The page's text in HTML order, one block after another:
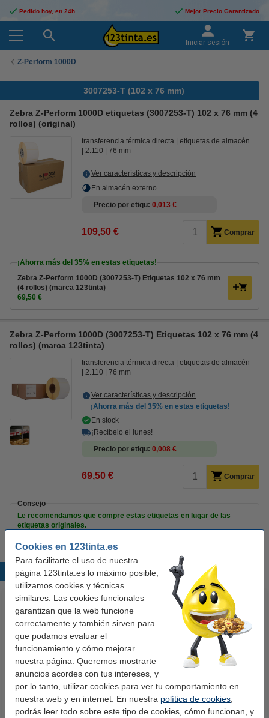
Cookies en 123tinta.es
Para facilitarte el uso de nuestra
página 123tinta.es lo máximo posible,
utilizamos cookies y técnicas
similares. Las cookies funcionales
garantizan que la web funcione
correctamente y también sirven para
que podamos evaluar el
funcionamiento y cómo mejorar
nuestra página. Queremos mostrarte
anuncios acordes con tus intereses, y
por lo tanto, utilizar cookies para ver tu comportamiento en
nuestra web y en internet. En nuestra política de cookies
podrás leer todo sobre este tipo de cookies, cómo funcionan, y
Pedido hoy, en 24h Mejor Precio Garantizado
Iniciar sesión
Z-Perform 1000D
3007253-T (102 x 76 mm)
Zebra Z-Perform 1000D etiquetas (3007253-T) 102 x 76 mm (4
rollos) (original)
transferencia térmica directa
etiquetas de almacén
2.110
76 mm
Ver características y descripción
En almacén externo
Precio por etiqu 0,013 €
109,50 € Comprar
¡Ahorra más del 35% en estas etiquetas!
Zebra Z-Perform 1000D (3007253-T) Etiquetas 102 x 76 mm
(4 rollos) (marca 123tinta)
69,50 €
Zebra Z-Perform 1000D (3007253-T) Etiquetas 102 x 76 mm (4
rollos) (marca 123tinta)
transferencia térmica directa
etiquetas de almacén
2.110
76 mm
Ver características y descripción
¡Ahorra más del 35% en estas etiquetas!
En stock
¡Recíbelo el lunes!
Precio por etiqu 0,008 €
69,50 € Comprar
Consejo
Le recomendamos que compre estas etiquetas en lugar de las
etiquetas originales.
Productos destacados
123tinta Papel fotográfico
Premium Glossy brillo alto | 10 x
15 cm | 260g | 100 hojas
123tinta Pilas Alcalinas Xtreme
Power AA - LR06 - MN1500 - 24
unidades